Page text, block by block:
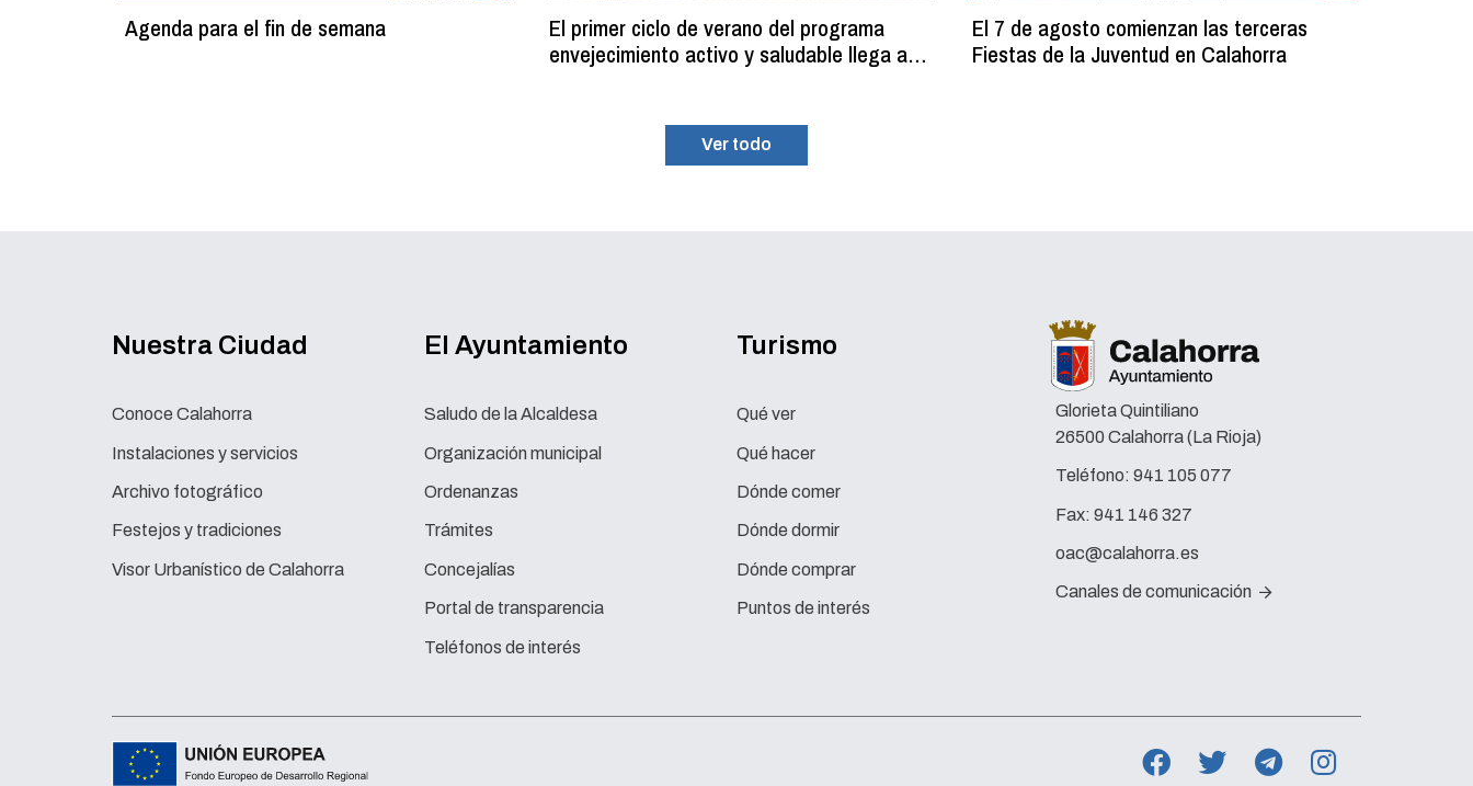
Agenda para el fin de semana
El primer ciclo de verano del programa
envejecimiento activo y saludable llega a
El 7 de agosto comienzan las terceras
Fiestas de la Juventud en Calahorra
Ver todo
Nuestra Ciudad
Conoce Calahorra
Instalaciones y servicios
Archivo fotográfico
Festejos y tradiciones
Visor Urbanístico de Calahorra
El Ayuntamiento
Saludo de la Alcaldesa
Organización municipal
Ordenanzas
Trámites
Concejalías
Portal de transparencia
Teléfonos de interés
Turismo
Qué ver
Qué hacer
Dónde comer
Dónde dormir
Dónde comprar
Puntos de interés
Glorieta Quintiliano
26500 Calahorra (La Rioja)
Teléfono: 941 105 077
Fax: 941 146 327
oac@calahorra.es
Canales de comunicación